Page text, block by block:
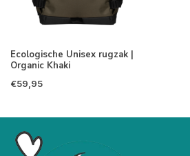
Ecologische Unisex rugzak |
Organic Khaki
€59,95